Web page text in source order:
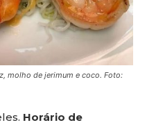
molho de jerimum e coco. Foto:
Horário de